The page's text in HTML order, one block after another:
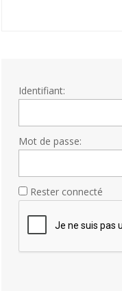
Identifiant:
Mot de passe:
Rester connecté